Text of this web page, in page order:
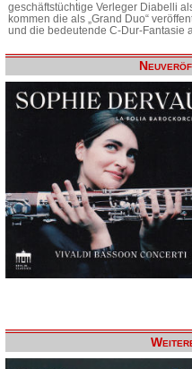
geschäftstüchtige Verleger Diabelli
kommen die als „Grand Duo“
und die bedeutende C-Dur-Fantasie